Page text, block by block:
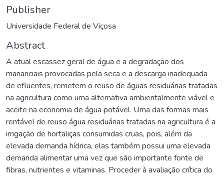
Publisher
Universidade Federal de Viçosa
Abstract
A atual escassez geral de água e a degradação dos
mananciais provocadas pela seca e a descarga inadequada
de efluentes, remetem o reuso de águas residuárias tratadas
na agricultura como uma alternativa ambientalmente viável e
aceite na economia de água potável. Uma das formas mais
rentável de reuso água residuárias tratadas na agricultura é a
irrigação de hortaliças consumidas cruas, pois, além da
elevada demanda hídrica, elas também possui uma elevada
demanda alimentar uma vez que são importante fonte de
fibras, nutrientes e vitaminas. Proceder à avaliação crítica do